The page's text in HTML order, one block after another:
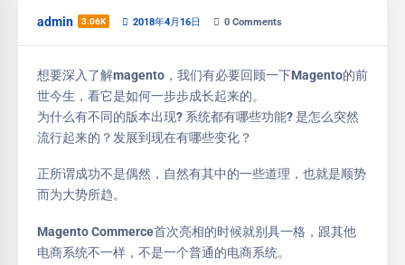
admin 3.06K 2018年4月16日 0 Comments
想要深入了解magento，我们有必要回顾一下Magento的前
世今生，看它是如何一步步成长起来的。
为什么有不同的版本出现? 系统都有哪些功能? 是怎么突然
流行起来的？发展到现在有哪些变化？
正所谓成功不是偶然，自然有其中的一些道理，也就是顺势
而为大势所趋。
Magento Commerce首次亮相的时候就别具一格，跟其他
电商系统不一样，不是一个普通的电商系统。